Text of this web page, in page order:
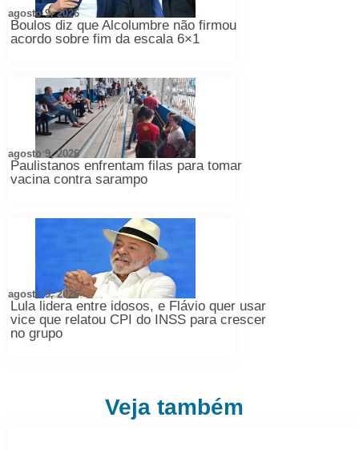
Boulos diz que Alcolumbre não firmou
acordo sobre fim da escala 6×1
agosto 9, 2026
Paulistanos enfrentam filas para tomar
vacina contra sarampo
agosto 9, 2026
Lula lidera entre idosos, e Flávio quer usar
vice que relatou CPI do INSS para crescer
no grupo
agosto 9, 2026
Veja também